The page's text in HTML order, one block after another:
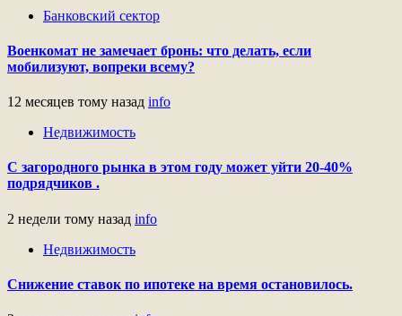
Банковский сектор
Военкомат не замечает бронь: что делать, если
мобилизуют, вопреки всему?
12 месяцев тому назад info
Недвижимость
С загородного рынка в этом году может уйти 20-40%
подрядчиков .
2 недели тому назад info
Недвижимость
Снижение ставок по ипотеке на время остановилось.